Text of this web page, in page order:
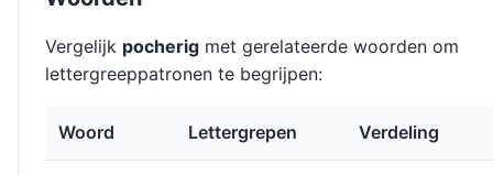
Vergelijk pocherig met gerelateerde woorden om
lettergreeppatronen te begrijpen:
Woord Lettergrepen Verdeling